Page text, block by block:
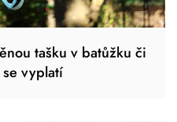
tašku v batůžku či
vyplatí